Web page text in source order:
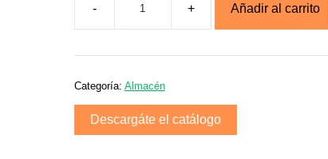
Bombones
de
o
x
"Energía
Añadir al carrito
Categoría: Almacén
Descargáte el catálogo